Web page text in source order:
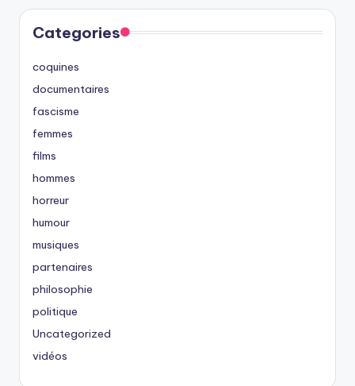
Categories
coquines
documentaires
fascisme
femmes
films
hommes
horreur
humour
musiques
partenaires
philosophie
politique
Uncategorized
vidéos